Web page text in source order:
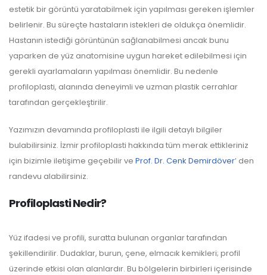
estetik bir görüntü yaratabilmek için yapılması gereken işlemler
belirlenir. Bu süreçte hastaların istekleri de oldukça önemlidir.
Hastanın istediği görüntünün sağlanabilmesi ancak bunu
yaparken de yüz anatomisine uygun hareket edilebilmesi için
gerekli ayarlamaların yapılması önemlidir. Bu nedenle
profiloplasti, alanında deneyimli ve uzman plastik cerrahlar
tarafından gerçekleştirilir.
Yazımızın devamında profiloplasti ile ilgili detaylı bilgiler
bulabilirsiniz. İzmir profiloplasti hakkında tüm merak ettikleriniz
için bizimle iletişime geçebilir ve Prof. Dr. Cenk Demirdöver’ den
randevu alabilirsiniz.
Profiloplasti Nedir?
Yüz ifadesi ve profili, suratta bulunan organlar tarafından
şekillendirilir. Dudaklar, burun, çene, elmacık kemikleri; profil
üzerinde etkisi olan alanlardır. Bu bölgelerin birbirleri içerisinde